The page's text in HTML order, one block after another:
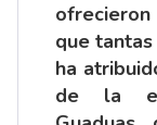
que
ha
de la